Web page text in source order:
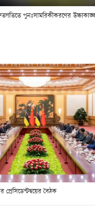
পুনঃসামরিকীকরণের
প্রেসিডেন্টদ্বয়ের বৈঠক